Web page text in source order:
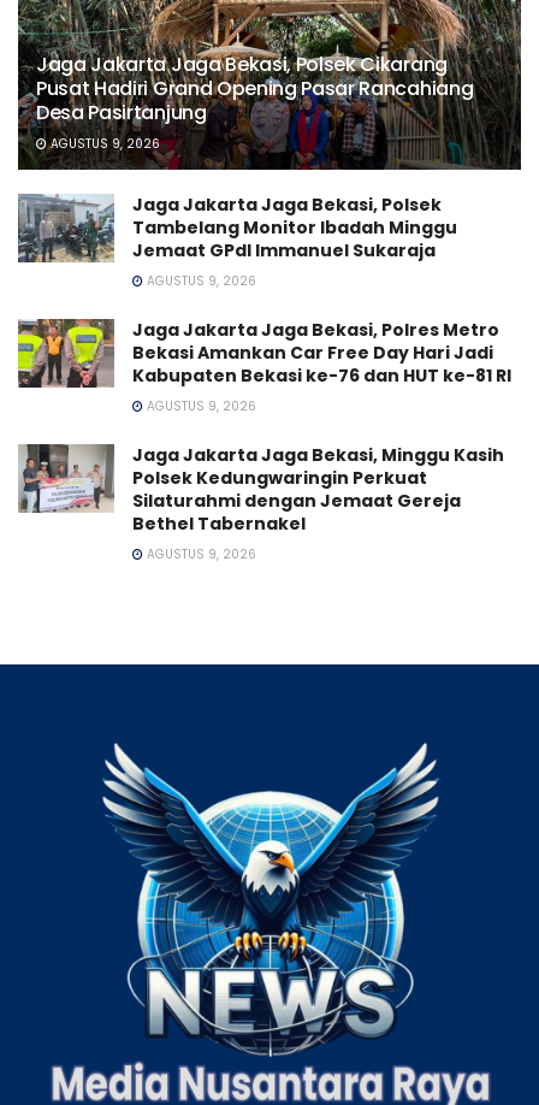
Jaga Jakarta Jaga Bekasi, Polsek Cikarang
Pusat Hadiri Grand Opening Pasar Rancahiang
Desa Pasirtanjung
AGUSTUS 9, 2026
Jaga Jakarta Jaga Bekasi, Polsek
Tambelang Monitor Ibadah Minggu
Jemaat GPdI Immanuel Sukaraja
AGUSTUS 9, 2026
Jaga Jakarta Jaga Bekasi, Polres Metro
Bekasi Amankan Car Free Day Hari Jadi
Kabupaten Bekasi ke-76 dan HUT ke-81 RI
AGUSTUS 9, 2026
Jaga Jakarta Jaga Bekasi, Minggu Kasih
Polsek Kedungwaringin Perkuat
Silaturahmi dengan Jemaat Gereja
Bethel Tabernakel
AGUSTUS 9, 2026